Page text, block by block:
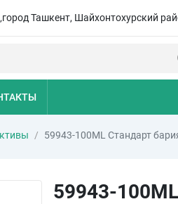
Ташкент, Шайхонтохурский
59943-100ML Стандарт
59943-